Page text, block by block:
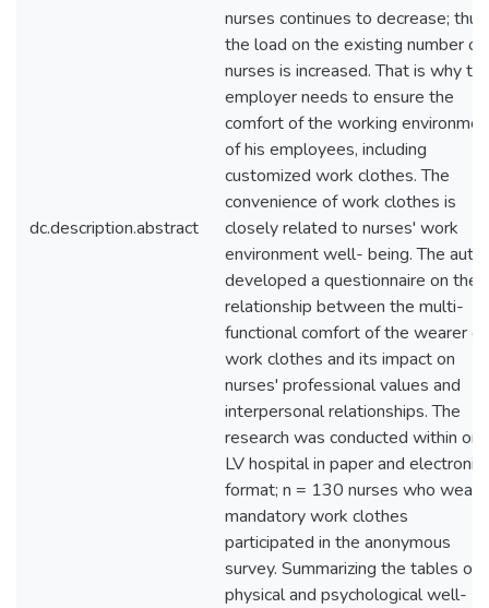
dc.description.abstract
nurses continues to decrease; thus,
the load on the existing number of
nurses is increased. That is why
employer needs to ensure the
comfort of the working
of his employees, including
customized work clothes. The
convenience of work clothes is
closely related to nurses' work
environment well- being. The
developed a questionnaire on the
relationship between the multi-
functional comfort of the wearer of
work clothes and its impact on
nurses' professional values and
interpersonal relationships. The
research was conducted within one
LV hospital in paper and electronic
format; n = 130 nurses who wear
mandatory work clothes
participated in the anonymous
survey. Summarizing the tables of
physical and psychological well-